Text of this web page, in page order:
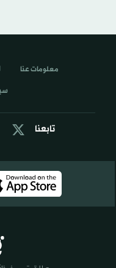
تابعنا
معلومات عنا